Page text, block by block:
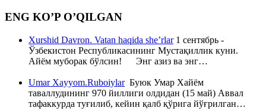
ENG KO’P O’QILGAN
Xurshid Davron. Vatan haqida she’rlar1 сентябрь -
Ўзбекистон Республикасининг Мустақиллик куни.
Айём муборак бўлсин! Энг азиз ва энг…
Umar Xayyom.RuboiylarБуюк Умар Хайём
таваллудининг 970 йиллиги олдидан (15 май) Аввал
тафаккурда туғилиб, кейин қалб қўрига йўғрилган…